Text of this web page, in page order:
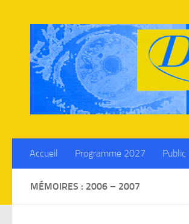
Accueil Programme 2027 Public
MÉMOIRES : 2006 – 2007